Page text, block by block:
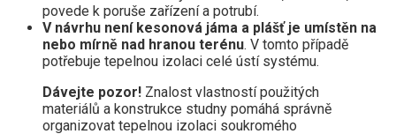
povede k poruše zařízení a potrubí.
V návrhu není kesonová jáma a plášť je umístěn na
nebo mírně nad hranou terénu. V tomto případě
potřebuje tepelnou izolaci celé ústí systému.
Dávejte pozor! Znalost vlastností použitých
materiálů a konstrukce studny pomáhá správně
organizovat tepelnou izolaci soukromého